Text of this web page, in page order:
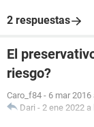
2 respuestas
El
riesgo?
Caro_f84 - 6 mar 2016
Dari - 2 ene 2022 a